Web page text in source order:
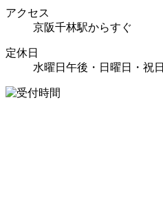
アクセス
京阪千林駅からすぐ
定休日
水曜日午後・日曜日・祝日